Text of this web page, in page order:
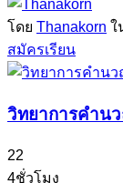
โดย Thanakorn ใ
สมัครเรียน
วิทยาการคำน
22
4ชั่วโมง